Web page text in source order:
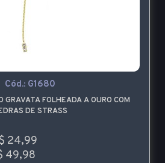
Cód.: G1680
GRAVATA FOLHEADA A OURO COM
DE STRASS
24,99
49,98